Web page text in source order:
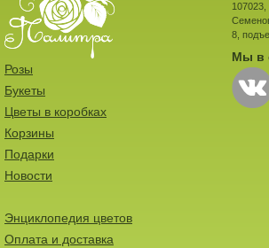
107023,
8,
Мы в
Розы
Букеты
Цветы в коробках
Корзины
Подарки
Новости
Энциклопедия цветов
Оплата и доставка